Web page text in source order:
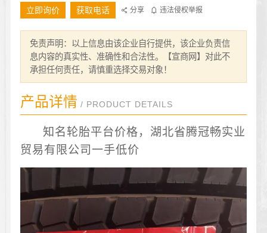
立即询价 获取电话 分享 违法侵权举报
免责声明：以上信息由该企业自行提供，该企业负责信
息内容的真实性、准确性和合法性。【宣商网】对此不
承担任何责任，请慎重选择交易对象！
产品详情 / PRODUCT DETAILS
知名轮胎平台价格，湖北省腾冠畅实业
贸易有限公司一手低价